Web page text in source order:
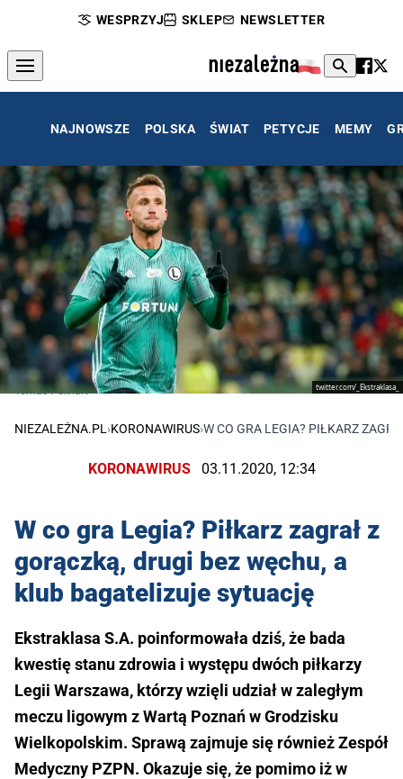
WESPRZYJ SKLEP NEWSLETTER
NAJNOWSZE POLSKA ŚWIAT PETYCJE MEMY
twitter.com/_Ekstraklasa_
Tomas Pekhart
NIEZALEŻNA.PL›KORONAWIRUS›W CO GRA LEGIA? PIŁKARZ
KORONAWIRUS 03.11.2020, 12:34
W co gra Legia? Piłkarz zagrał z
gorączką, drugi bez węchu, a
klub bagatelizuje sytuację
Ekstraklasa S.A. poinformowała dziś, że bada
kwestię stanu zdrowia i występu dwóch piłkarzy
Legii Warszawa, którzy wzięli udział w zaległym
meczu ligowym z Wartą Poznań w Grodzisku
Wielkopolskim. Sprawą zajmuje się również Zespół
Medyczny PZPN. Okazuje się, że pomimo iż w